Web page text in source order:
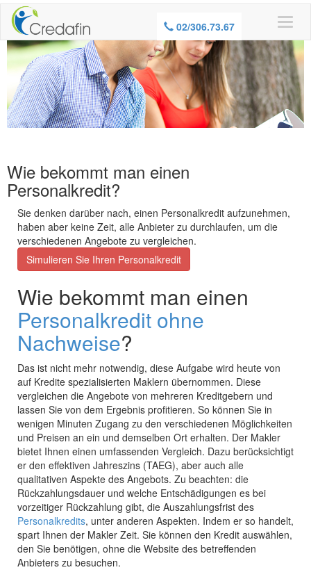
02/306.73.67
Wie bekommt man einen
Personalkredit?
Sie denken darüber nach, einen Personalkredit aufzunehmen,
haben aber keine Zeit, alle Anbieter zu durchlaufen, um die
verschiedenen Angebote zu vergleichen.
Simulieren Sie Ihren Personalkredit
Wie bekommt man einen
Personalkredit ohne
Nachweise?
Das ist nicht mehr notwendig, diese Aufgabe wird heute von
auf Kredite spezialisierten Maklern übernommen. Diese
vergleichen die Angebote von mehreren Kreditgebern und
lassen Sie von dem Ergebnis profitieren. So können Sie in
wenigen Minuten Zugang zu den verschiedenen Möglichkeiten
und Preisen an ein und demselben Ort erhalten. Der Makler
bietet Ihnen einen umfassenden Vergleich. Dazu berücksichtigt
er den effektiven Jahreszins (TAEG), aber auch alle
qualitativen Aspekte des Angebots. Zu beachten: die
Rückzahlungsdauer und welche Entschädigungen es bei
vorzeitiger Rückzahlung gibt, die Auszahlungsfrist des
Personalkredits, unter anderen Aspekten. Indem er so handelt,
spart Ihnen der Makler Zeit. Sie können den Kredit auswählen,
den Sie benötigen, ohne die Website des betreffenden
Anbieters zu besuchen.